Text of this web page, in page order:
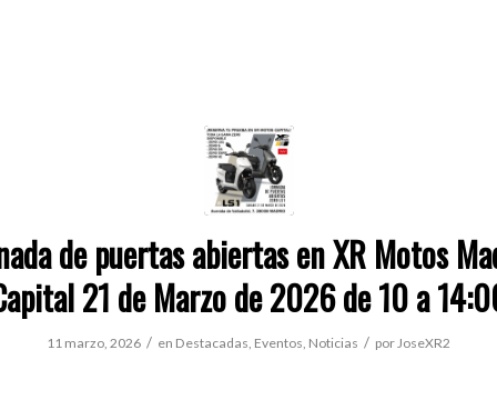
de puertas abiertas en XR Motos
21 de Marzo de 2026 de 10 a
11 marzo, 2026 / en Destacadas, Eventos, Noticias / porJoseXR2